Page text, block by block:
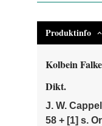
Produktinfo
Kolbein
Dikt.
J. W.
58 + [1] s.